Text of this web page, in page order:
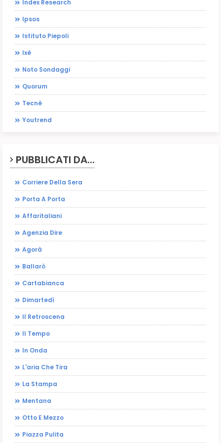
Index Research
Ipsos
Istituto Piepoli
Ixè
Noto Sondaggi
Quorum
Tecnè
Youtrend
PUBBLICATI DA...
Corriere Della Sera
Porta A Porta
Affaritaliani
Agenzia Dire
Agorà
Ballarò
Cartabianca
Dimartedì
Il Retroscena
Il Tempo
In Onda
L'aria Che Tira
La Stampa
Mentana
Otto E Mezzo
Piazza Pulita